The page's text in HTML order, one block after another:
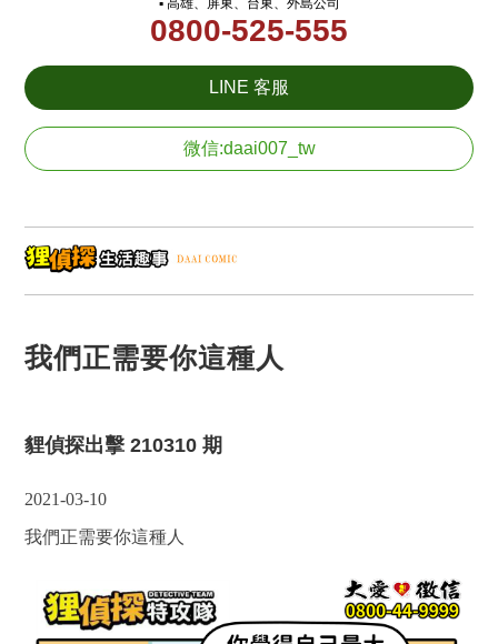
▪ 高雄、屏東、台東、外島公司
0800-525-555
LINE 客服
微信:daai007_tw
我們正需要你這種人
貍偵探出擊 210310 期
2021-03-10
我們正需要你這種人